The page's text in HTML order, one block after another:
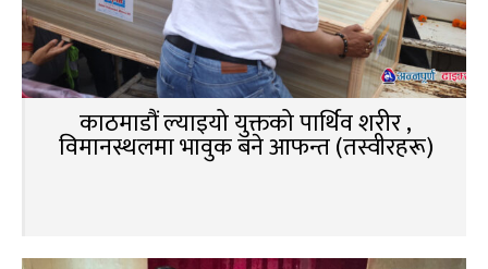
काठमाडौं ल्याइयो युक्तको पार्थिव शरीर ,
विमानस्थलमा भावुक बने आफन्त (तस्वीरहरू)